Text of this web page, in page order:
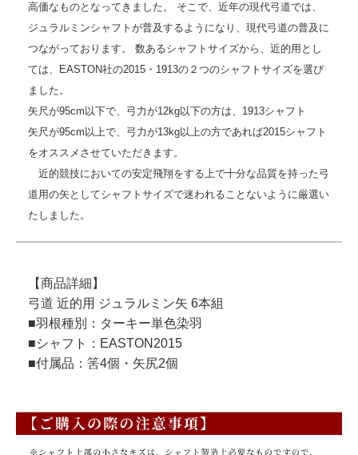
高価なものとなってきました。 そこで、近年の現代弓道では、
ジュラルミンシャフトが普及するようになり、現代弓道の普及に
つながっております。 数あるシャフトサイズから、近的用とし
ては、EASTON社の2015・1913の２つのシャフトサイズを選び
ました。
矢尺が95cm以下で、弓力が12kg以下の方は、1913シャフト
矢尺が95cm以上で、弓力が13kg以上の方であれば2015シャフト
をオススメさせていただきます。
近的競技においての安定飛翔をする上で十分な品質を持った弓
道用の矢としてシャフトサイズで迷われることないように厳選い
たしました。
【商品詳細】
弓道 近的用 ジュラルミン矢 6本組
■羽根種別：ターキー単色染羽
■シャフト：EASTON2015
■付属品：筈4個・矢尻2個